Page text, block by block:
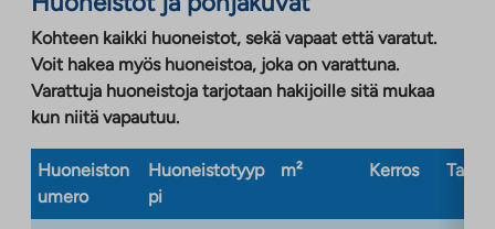
Kohteen kaikki huoneistot, sekä vapaat että varatut.
Voit hakea myös huoneistoa, joka on varattuna.
Varattuja huoneistoja tarjotaan hakijoille sitä mukaa
kun niitä vapautuu.
Huoneiston
umero
Huoneistotyyp
pi
m² Kerros